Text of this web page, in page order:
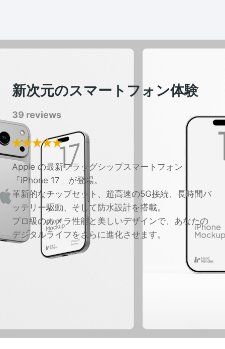
新次元のスマートフォン体験
39 reviews
Apple の最新フラッグシップスマートフォン
「iPhone 17」が登場。
革新的なチップセット、超高速の5G接続、長時間バ
ッテリー駆動、そして防水設計を搭載。
プロ級のカメラ性能と美しいデザインで、あなたの
デジタルライフをさらに進化させます。